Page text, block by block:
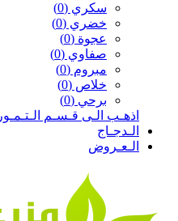
سكري (0)
خضري (0)
عجوة (0)
صفاوي (0)
مبروم (0)
خلاص (0)
برحي (0)
اذهـب الـى قـسـم الـتـمـور
الـدجـاج
الـعـروض